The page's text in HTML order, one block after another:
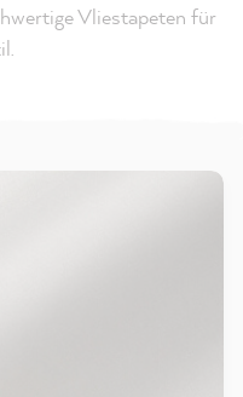
Vliestapeten für